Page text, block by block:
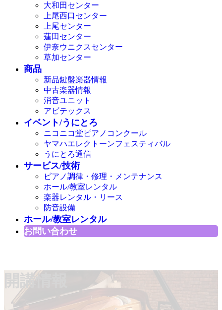
大和田センター
上尾西口センター
上尾センター
蓮田センター
伊奈ウニクスセンター
草加センター
商品
新品鍵盤楽器情報
中古楽器情報
消音ユニット
アビテックス
イベント/うにとろ
ニコニコ堂ピアノコンクール
ヤマハエレクトーンフェスティバル
うにとろ通信
サービス/技術
ピアノ調律・修理・メンテナンス
ホール/教室レンタル
楽器レンタル・リース
防音設備
ホール/教室レンタル
お問い合わせ
開講情報